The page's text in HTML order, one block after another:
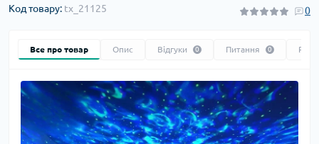
Код товару: tx_21125 0
Все про товар Опис Відгуки 0 Питання 0